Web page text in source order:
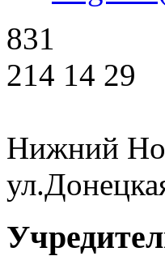
831
214 14 29
Нижний